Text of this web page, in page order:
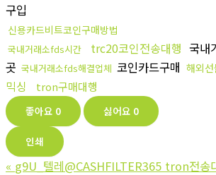
구입
신용카드비트코인구매방법
국내거래소fds시간 trc20코인전송대행 국내
곳 국내거래소fds해결업체 코인카드구매 해외
믹싱
tron구매대행
좋아요 0 싫어요 0
인쇄
« g9U_텔레@CASHFILTER365 tron전송